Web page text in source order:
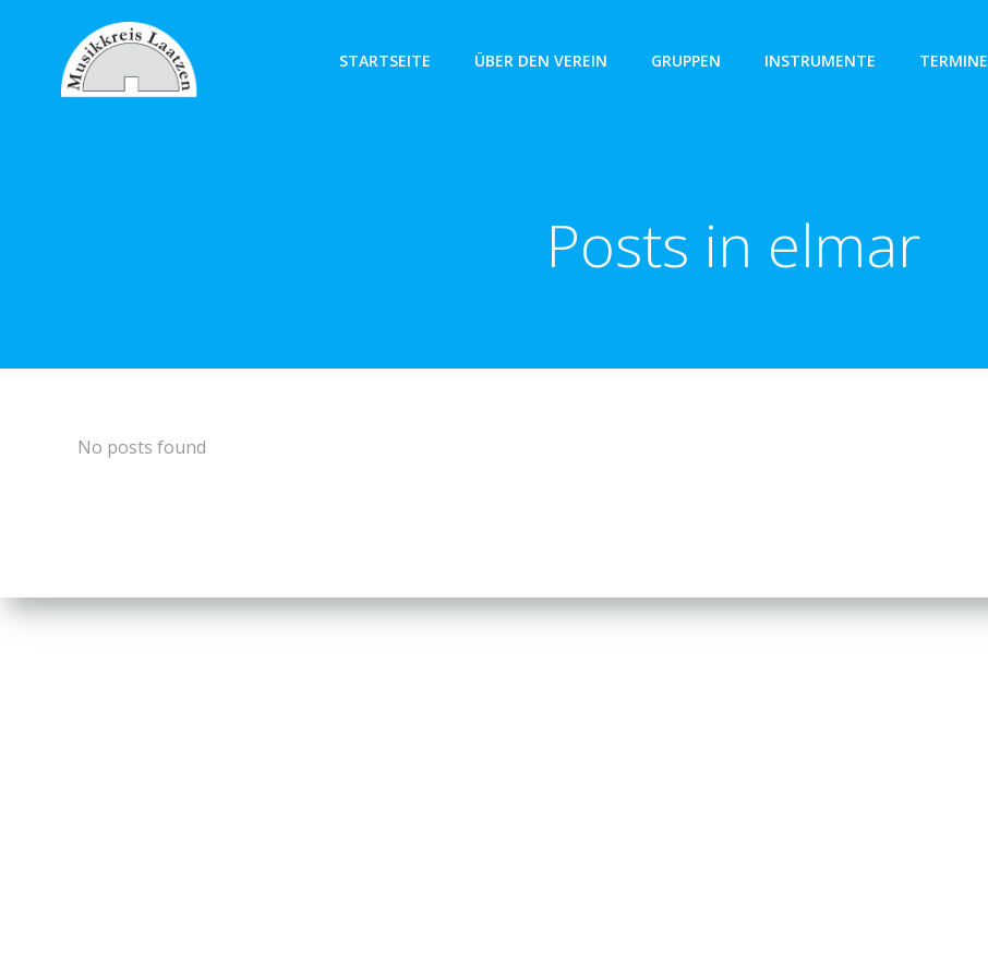
springen
STARTSEITE ÜBER DEN VEREIN GRUPPEN INSTRUMENTE TERMINE
Posts in elmar
No posts found